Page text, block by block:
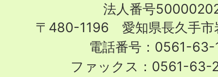
City
法人番号
〒480-1196 愛知県長久手市
電話番号：0561-63-
ファックス：0561-63-